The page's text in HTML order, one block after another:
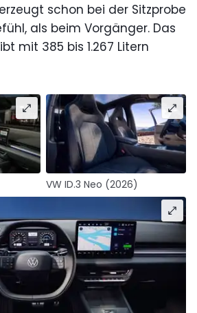
schon bei der Sitzprobe
als beim Vorgänger. Das
mit 385 bis 1.267 Litern
VW ID.3 Neo (2026)